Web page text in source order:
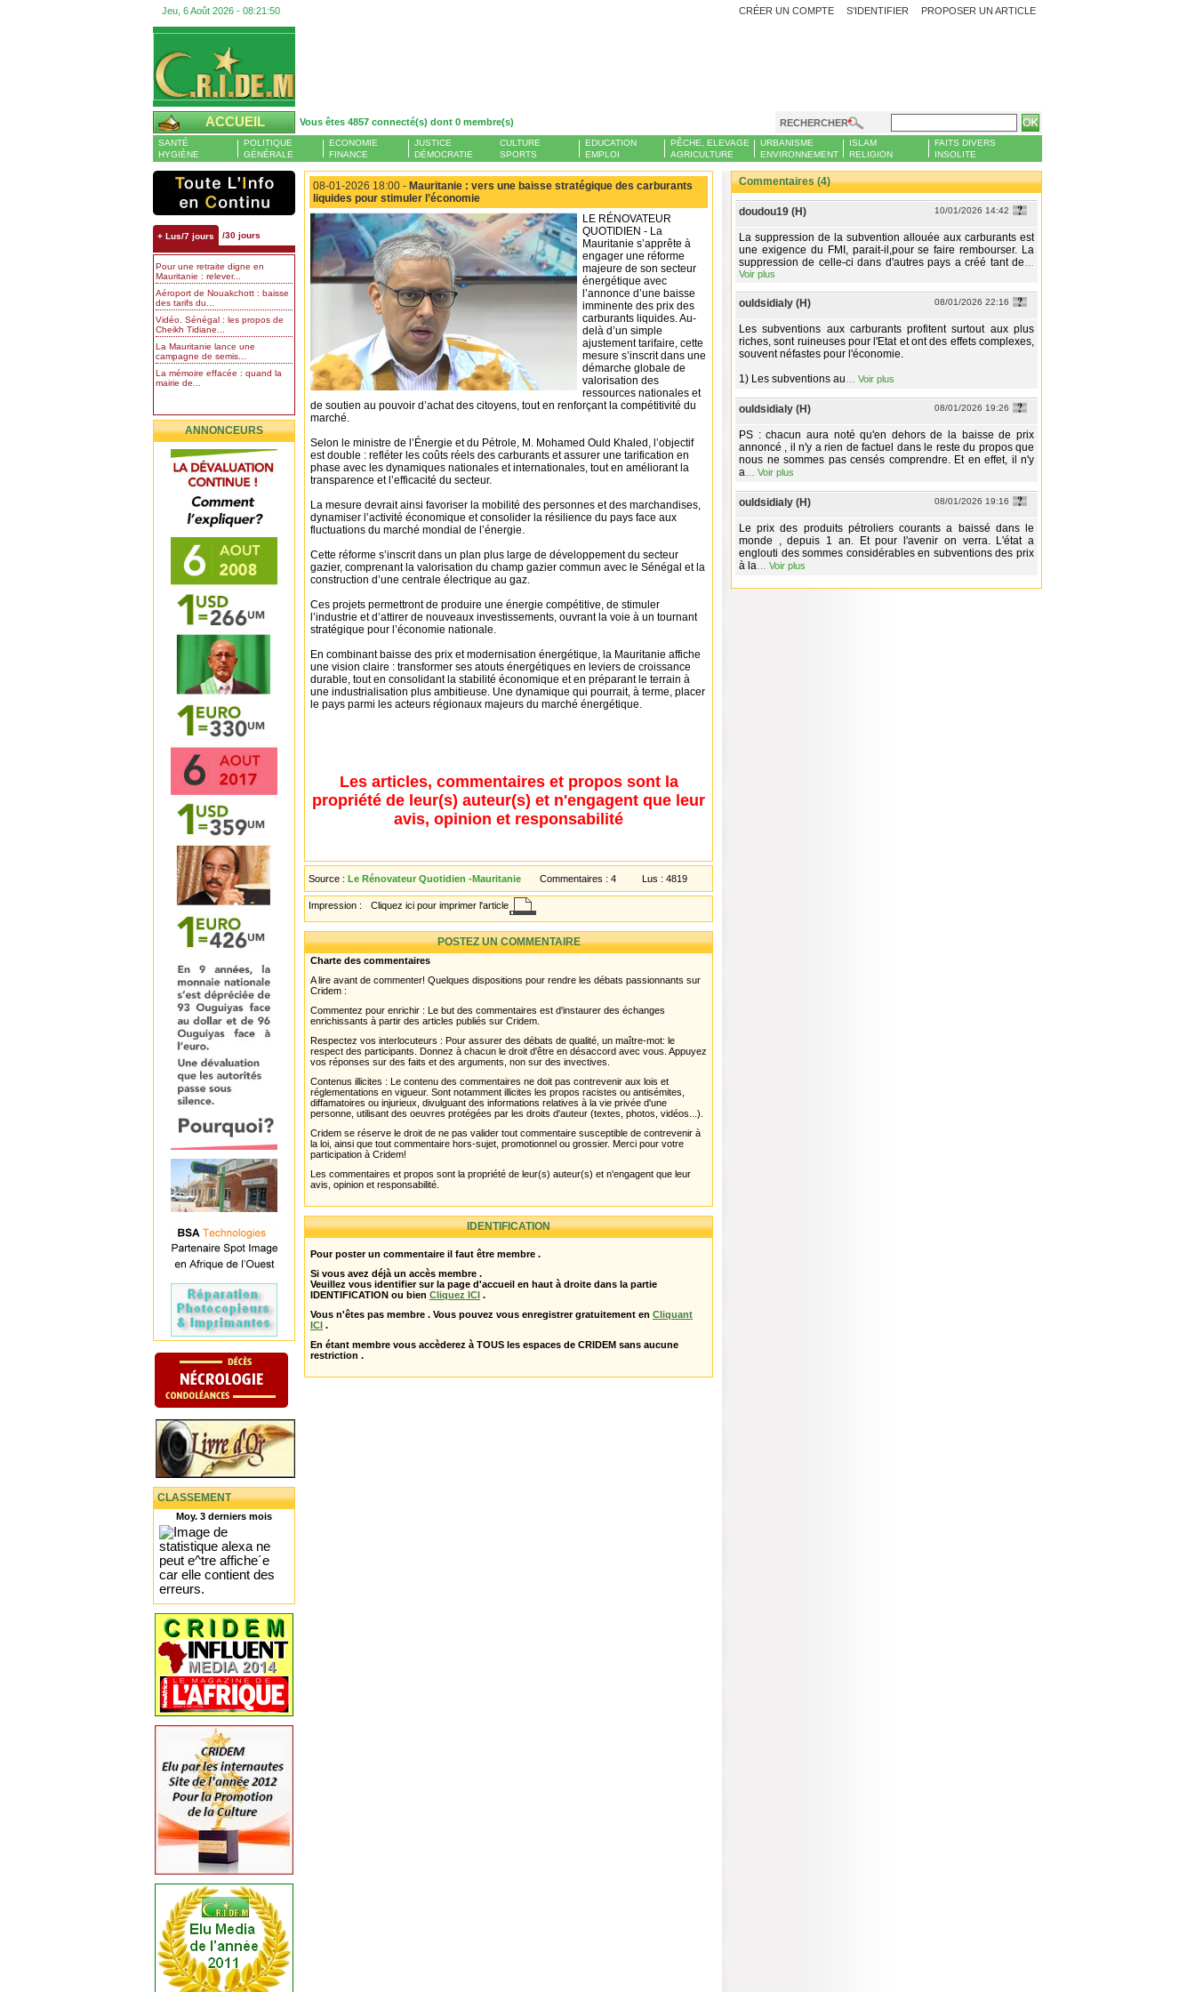
Jeu, 6 Août 2026 - 08:21:50 PROPOSER UN ARTICLE
CRÉER UN COMPTE S'IDENTIFIER
ACCUEIL Vous êtes 4857 connecté(s) dont 0 membre(s) RECHERCHER
SANTÉ
HYGIÈNE
POLITIQUE
GÉNÉRALE
ECONOMIE
FINANCE
JUSTICE
DÉMOCRATIE
CULTURE
SPORTS
EDUCATION
EMPLOI
PÊCHE, ELEVAGE
AGRICULTURE
URBANISME
ENVIRONNEMENT
ISLAM
RELIGION
FAITS DIVERS
INSOLITE
+ Lus/7 jours /30 jours
Pour une retraite digne en
Mauritanie : relever...
Aéroport de Nouakchott : baisse
des tarifs du...
Vidéo. Sénégal : les propos de
Cheikh Tidiane...
La Mauritanie lance une
campagne de semis...
La mémoire effacée : quand la
mairie de...
ANNONCEURS
CLASSEMENT
Moy. 3 derniers mois
08-01-2026 18:00 - Mauritanie : vers une baisse stratégique des carburants
liquides pour stimuler l’économie
LE RÉNOVATEUR
QUOTIDIEN - La
Mauritanie s’apprête à
engager une réforme
majeure de son secteur
énergétique avec
l’annonce d’une baisse
imminente des prix des
carburants liquides. Au-
delà d’un simple
ajustement tarifaire, cette
mesure s’inscrit dans une
démarche globale de
valorisation des
ressources nationales et
de soutien au pouvoir d’achat des citoyens, tout en renforçant la compétitivité du
marché.
Selon le ministre de l’Énergie et du Pétrole, M. Mohamed Ould Khaled, l’objectif
est double : refléter les coûts réels des carburants et assurer une tarification en
phase avec les dynamiques nationales et internationales, tout en améliorant la
transparence et l’efficacité du secteur.
La mesure devrait ainsi favoriser la mobilité des personnes et des marchandises,
dynamiser l’activité économique et consolider la résilience du pays face aux
fluctuations du marché mondial de l’énergie.
Cette réforme s’inscrit dans un plan plus large de développement du secteur
gazier, comprenant la valorisation du champ gazier commun avec le Sénégal et la
construction d’une centrale électrique au gaz.
Ces projets permettront de produire une énergie compétitive, de stimuler
l’industrie et d’attirer de nouveaux investissements, ouvrant la voie à un tournant
stratégique pour l’économie nationale.
En combinant baisse des prix et modernisation énergétique, la Mauritanie affiche
une vision claire : transformer ses atouts énergétiques en leviers de croissance
durable, tout en consolidant la stabilité économique et en préparant le terrain à
une industrialisation plus ambitieuse. Une dynamique qui pourrait, à terme, placer
le pays parmi les acteurs régionaux majeurs du marché énergétique.
Les articles, commentaires et propos sont la
propriété de leur(s) auteur(s) et n'engagent que leur
avis, opinion et responsabilité
Source : Le Rénovateur Quotidien -Mauritanie Commentaires : 4 Lus : 4819
Impression : Cliquez ici pour imprimer l'article
POSTEZ UN COMMENTAIRE
Charte des commentaires
A lire avant de commenter! Quelques dispositions pour rendre les débats passionnants sur
Cridem :
Commentez pour enrichir : Le but des commentaires est d'instaurer des échanges
enrichissants à partir des articles publiés sur Cridem.
Respectez vos interlocuteurs : Pour assurer des débats de qualité, un maître-mot: le
respect des participants. Donnez à chacun le droit d'être en désaccord avec vous. Appuyez
vos réponses sur des faits et des arguments, non sur des invectives.
Contenus illicites : Le contenu des commentaires ne doit pas contrevenir aux lois et
réglementations en vigueur. Sont notamment illicites les propos racistes ou antisémites,
diffamatoires ou injurieux, divulguant des informations relatives à la vie privée d'une
personne, utilisant des oeuvres protégées par les droits d'auteur (textes, photos, vidéos...).
Cridem se réserve le droit de ne pas valider tout commentaire susceptible de contrevenir à
la loi, ainsi que tout commentaire hors-sujet, promotionnel ou grossier. Merci pour votre
participation à Cridem!
Les commentaires et propos sont la propriété de leur(s) auteur(s) et n'engagent que leur
avis, opinion et responsabilité.
IDENTIFICATION
Pour poster un commentaire il faut être membre .
Si vous avez déjà un accès membre .
Veuillez vous identifier sur la page d'accueil en haut à droite dans la partie
IDENTIFICATION ou bien Cliquez ICI .
Vous n'êtes pas membre . Vous pouvez vous enregistrer gratuitement en Cliquant
ICI .
En étant membre vous accèderez à TOUS les espaces de CRIDEM sans aucune
restriction .
Commentaires (4)
doudou19 (H) 10/01/2026 14:42
La suppression de la subvention allouée aux carburants est
une exigence du FMI, parait-il,pour se faire rembourser. La
suppression de celle-ci dans d'autres pays a créé tant de
Voir plus
ouldsidialy (H) 08/01/2026 22:16
Les subventions aux carburants profitent surtout aux plus
riches, sont ruineuses pour l'Etat et ont des effets complexes,
souvent néfastes pour l'économie.
1) Les subventions au
Voir plus
ouldsidialy (H) 08/01/2026 19:26
PS : chacun aura noté qu'en dehors de la baisse de prix
annoncé , il n'y a rien de factuel dans le reste du propos que
nous ne sommes pas censés comprendre. Et en effet, il n'y
a
Voir plus
ouldsidialy (H) 08/01/2026 19:16
Le prix des produits pétroliers courants a baissé dans le
monde , depuis 1 an. Et pour l'avenir on verra. L'état a
englouti des sommes considérables en subventions des prix
à la
Voir plus